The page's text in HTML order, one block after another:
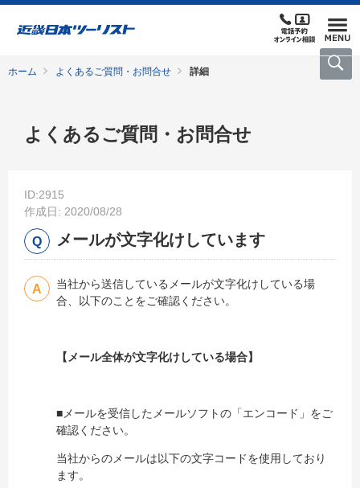
ホーム よくあるご質問・お問合せ 詳細
よくあるご質問・お問合せ
ID:2915
作成日: 2020/08/28
メールが文字化けしています
当社から送信しているメールが文字化けしている場
合、以下のことをご確認ください。
【メール全体が文字化けしている場合】
■メールを受信したメールソフトの「エンコード」をご
確認ください。
当社からのメールは以下の文字コードを使用しており
ます。